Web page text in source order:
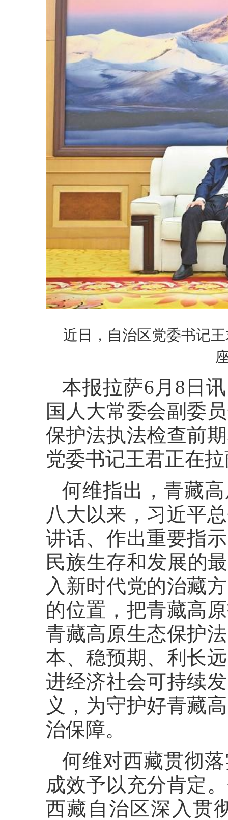
近日，自治区党委书记
本报拉萨6月8日
国人大常委会副委
保护法执法检查前
党委书记王君正在
何维指出，青藏
八大以来，习近平
讲话、作出重要指
民族生存和发展的
入新时代党的治藏
的位置，把青藏高
青藏高原生态保护
本、稳预期、利长
进经济社会可持续
义，为守护好青藏
治保障。
何维对西藏贯彻
成效予以充分肯定
西藏自治区深入贯